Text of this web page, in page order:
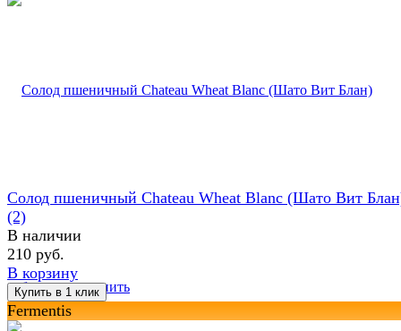
избранное сравнить
Солод пшеничный Chateau Wheat Blanc (Шато Вит
(2)
В наличии
210 руб.
В корзину
Fermentis